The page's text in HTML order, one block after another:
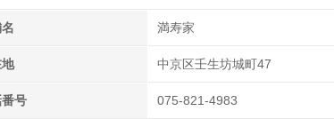
満寿家
中京区壬生坊城町47
号 075-821-4983